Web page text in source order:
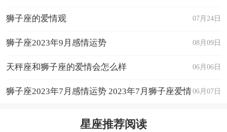
07月24日
狮子座的爱情观
08月09日
狮子座2023年9月感情运势
06月06日
天秤座和狮子座的爱情会怎么样
06月07日
狮子座2023年7月感情运势 2023年7月狮子座爱情
星座推荐阅读